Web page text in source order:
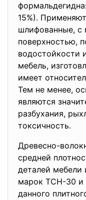
15%).
шлифованные, с
поверхностью,
водостойкости
мебель,
имеет
Тем не менее,
являются
разбухания,
токсичность.
Древесно-
средней
деталей мебели
марок ТСН-30 и
данного